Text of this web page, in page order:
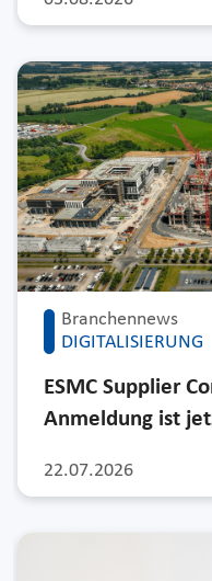
Branchennews
DIGITALISIERUNG
22.07.2026
ESMC Supplier
Anmeldung ist